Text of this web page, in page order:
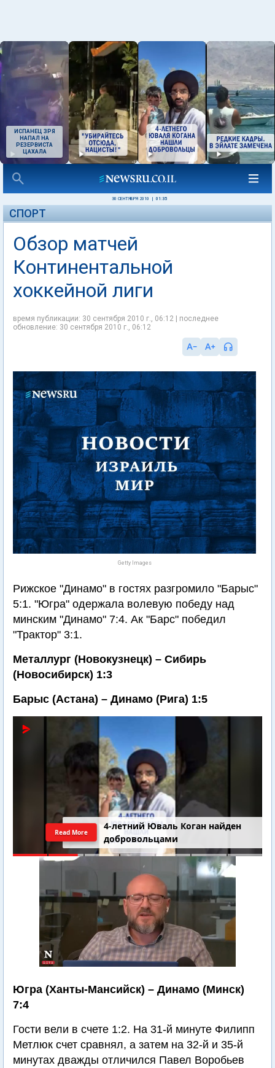
ИСПАНЕЦ ЗРЯ
НАПАЛ НА
РЕЗЕРВИСТА
ЦАХАЛА
30 СЕНТЯБРЯ 2010 01:35
СПОРТ
Обзор матчей
Континентальной
хоккейной лиги
время публикации: 30 сентября 2010 г., 06:12 | последнее
обновление: 30 сентября 2010 г., 06:12
Getty Images
Рижское "Динамо" в гостях разгромило "Барыс"
5:1. "Югра" одержала волевую победу над
минским "Динамо" 7:4. Ак "Барс" победил
"Трактор" 3:1.
Металлург (Новокузнецк) – Сибирь
(Новосибирск) 1:3
Барыс (Астана) – Динамо (Рига) 1:5
4-летний Юваль Коган найден
добровольцами
Read More
Югра (Ханты-Мансийск) – Динамо (Минск)
7:4
Гости вели в счете 1:2. На 31-й минуте Филипп
Метлюк счет сравнял, а затем на 32-й и 35-й
минутах дважды отличился Павел Воробьев